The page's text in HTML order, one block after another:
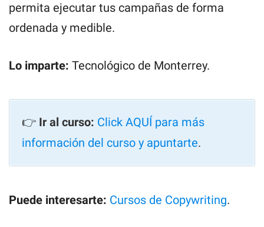
permita ejecutar tus campañas de forma
ordenada y medible.
Lo imparte: Tecnológico de Monterrey.
👉 Ir al curso: Click AQUÍ para más
información del curso y apuntarte.
Puede interesarte: Cursos de Copywriting.